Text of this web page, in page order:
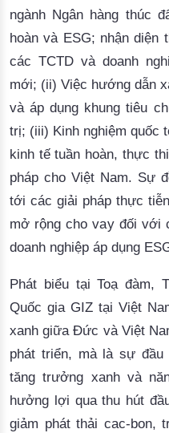
ngành Ngân hàng thúc
hoàn và ESG; nhận
các TCTD và doanh
mới; (ii) Việc hướng dẫn
và áp dụng khung tiêu
trị; (iii) Kinh nghiệm quốc
kinh tế tuần hoàn, thực
pháp cho Việt Nam. Sự
tới các giải pháp thực
mở rộng cho vay đối với
doanh nghiệp áp dụng
Phát biểu tại Toạ đàm,
Quốc gia GIZ tại Việt
xanh giữa Đức và Việt
phát triển, mà là sự
tăng trưởng xanh và
hưởng lợi qua thu hút
giảm phát thải cac-bon,